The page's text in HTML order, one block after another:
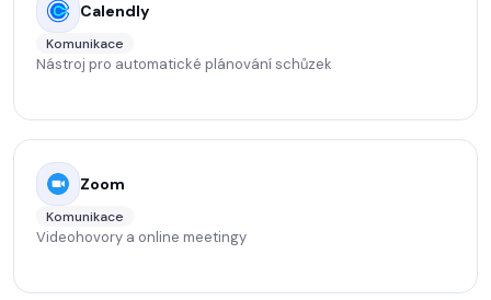
Calendly
Komunikace
Nástroj pro automatické plánování schůzek
Zoom
Komunikace
Videohovory a online meetingy